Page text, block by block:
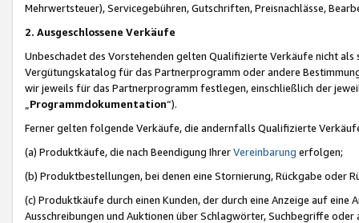
Mehrwertsteuer), Servicegebühren, Gutschriften, Preisnachlässe,
2. Ausgeschlossene Verkäufe
Unbeschadet des Vorstehenden gelten Qualifizierte Verkäufe nicht
Vergütungskatalog für das Partnerprogramm oder andere
wir jeweils für das Partnerprogramm festlegen, einschließlich der
Programmdokumentation“).
Ferner gelten folgende Verkäufe, die andernfalls Qualifizierte
(a) Produktkäufe, die nach Beendigung IhrerVereinbarung erfolgen;
(b) Produktbestellungen, bei denen eine Stornierung, Rückgabe oder
(c) Produktkäufe durch einen Kunden, der durch eine Anzeige auf
Ausschreibungen und Auktionen über Schlagwörter, Suchbegriffe